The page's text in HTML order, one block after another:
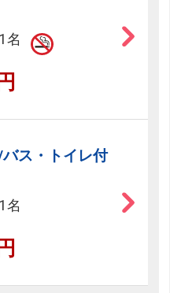
1名
ス・トイレ付
1名